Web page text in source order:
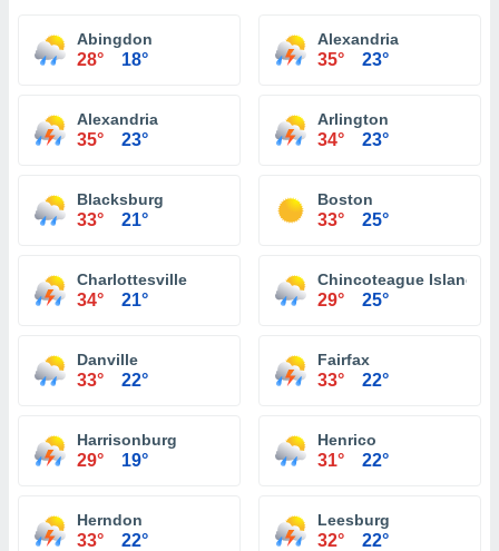
Abingdon
28° 18°
Alexandria
35° 23°
Alexandria
35° 23°
Arlington
34° 23°
Blacksburg
33° 21°
Boston
33° 25°
Charlottesville
34° 21°
Chincoteague Island
29° 25°
Danville
33° 22°
Fairfax
33° 22°
Harrisonburg
29° 19°
Henrico
31° 22°
Herndon
33° 22°
Leesburg
32° 22°